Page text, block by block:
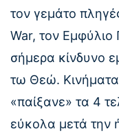
τον γεμάτο
War, τον
σήμερα κίνδυνο
τω Θεώ.
«παίξανε» τα 4
εύκολα μετά την